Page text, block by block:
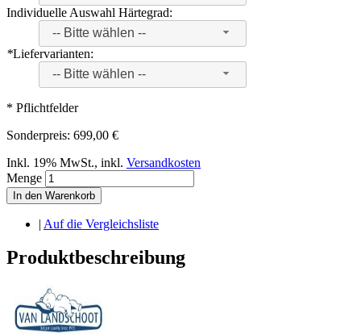
Individuelle Auswahl Härtegrad:
-- Bitte wählen --
*Liefervarianten:
-- Bitte wählen --
* Pflichtfelder
Sonderpreis: 699,00 €
Inkl. 19% MwSt., inkl. Versandkosten
Menge
In den Warenkorb
| Auf die Vergleichsliste
Produktbeschreibung